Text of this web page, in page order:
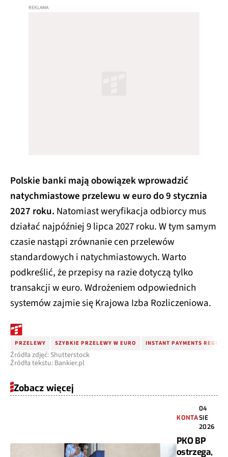
Polskie banki mają obowiązek wprowadzić
natychmiastowe przelewu w euro do 9 stycznia
2027 roku. Natomiast weryfikacja odbiorcy mus
działać najpóźniej 9 lipca 2027 roku. W tym samym
czasie nastąpi zrównanie cen przelewów
standardowych i natychmiastowych. Warto
podkreślić, że przepisy na razie dotyczą tylko
transakcji w euro. Wdrożeniem odpowiednich
systemów zajmie się Krajowa Izba Rozliczeniowa.
PRZELEWY SZYBKIE PRZELEWY W EURO INSTANT PAYMENTS
Źródła zdjęć: Shutterstock
Źródła tekstu: Bankier.pl
Zobacz więcej
KONTA
04
SIE
2026
PKO BP
ostrzega,